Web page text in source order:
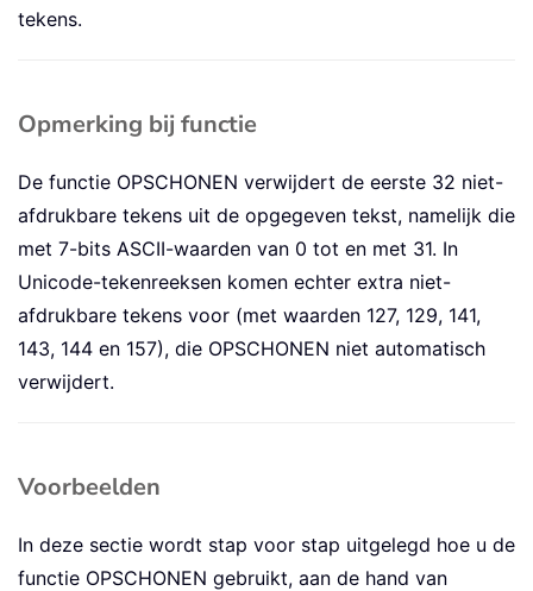
tekens.
Opmerking bij functie
De functie OPSCHONEN verwijdert de eerste 32 niet-
afdrukbare tekens uit de opgegeven tekst, namelijk die
met 7-bits ASCII-waarden van 0 tot en met 31. In
Unicode-tekenreeksen komen echter extra niet-
afdrukbare tekens voor (met waarden 127, 129, 141,
143, 144 en 157), die OPSCHONEN niet automatisch
verwijdert.
Voorbeelden
In deze sectie wordt stap voor stap uitgelegd hoe u de
functie OPSCHONEN gebruikt, aan de hand van